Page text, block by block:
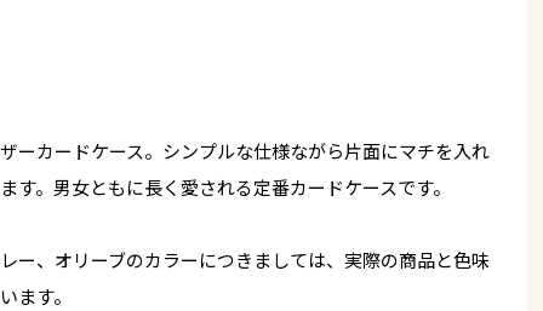
ーカードケース。シンプルな仕様ながら片面にマチを入れ
す。男女ともに長く愛される定番カードケースです。
ー、オリーブのカラーにつきましては、実際の商品と色味
ます。